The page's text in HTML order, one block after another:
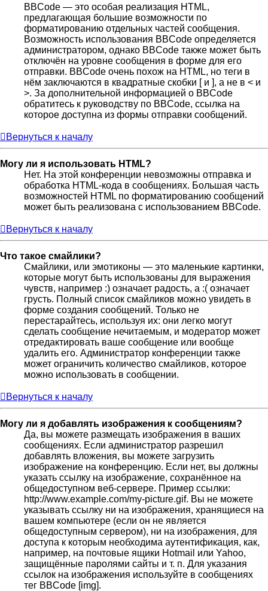
BBCode — это особая реализация HTML,
предлагающая большие возможности по
форматированию отдельных частей сообщения.
Возможность использования BBCode определяется
администратором, однако BBCode также может быть
отключён на уровне сообщения в форме для его
отправки. BBCode очень похож на HTML, но теги в
нём заключаются в квадратные скобки [ и ], а не в < и
>. За дополнительной информацией о BBCode
обратитесь к руководству по BBCode, ссылка на
которое доступна из формы отправки сообщений.
Вернуться к началу
Могу ли я использовать HTML?
Нет. На этой конференции невозможны отправка и
обработка HTML-кода в сообщениях. Большая часть
возможностей HTML по форматированию сообщений
может быть реализована с использованием BBCode.
Вернуться к началу
Что такое смайлики?
Смайлики, или эмотиконы — это маленькие картинки,
которые могут быть использованы для выражения
чувств, например :) означает радость, а :( означает
грусть. Полный список смайликов можно увидеть в
форме создания сообщений. Только не
перестарайтесь, используя их: они легко могут
сделать сообщение нечитаемым, и модератор может
отредактировать ваше сообщение или вообще
удалить его. Администратор конференции также
может ограничить количество смайликов, которое
можно использовать в сообщении.
Вернуться к началу
Могу ли я добавлять изображения к сообщениям?
Да, вы можете размещать изображения в ваших
сообщениях. Если администратор разрешил
добавлять вложения, вы можете загрузить
изображение на конференцию. Если нет, вы должны
указать ссылку на изображение, сохранённое на
общедоступном веб-сервере. Пример ссылки:
http://www.example.com/my-picture.gif. Вы не можете
указывать ссылку ни на изображения, хранящиеся на
вашем компьютере (если он не является
общедоступным сервером), ни на изображения, для
доступа к которым необходима аутентификация, как,
например, на почтовые ящики Hotmail или Yahoo,
защищённые паролями сайты и т. п. Для указания
ссылок на изображения используйте в сообщениях
тег BBCode [img].